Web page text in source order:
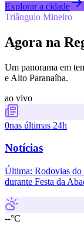
Explorar a cidade
Triângulo Mineiro
Agora na
Um panorama em
e Alto Paranaíba.
ao vivo
0nas últimas 24h
Notícias
Última: Rodovias do
durante Festa da
--°C